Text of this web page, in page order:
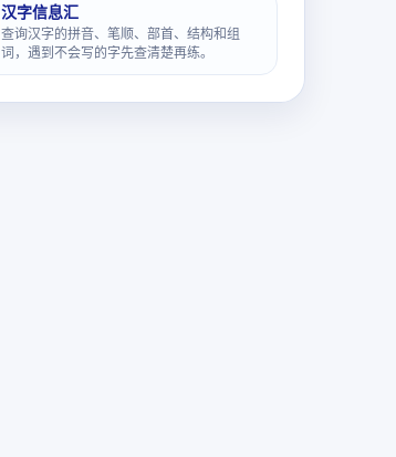
汉字信息汇
查询汉字的拼音、笔顺、部首、结构和组
词，遇到不会写的字先查清楚再练。